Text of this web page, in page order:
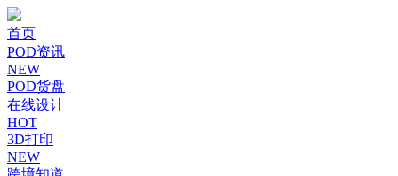
首页
POD资讯
NEW
POD货盘
在线设计
HOT
3D打印
NEW